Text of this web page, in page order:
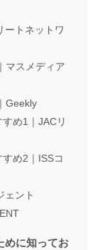
ートネットワ
マスメディア
Geekly
め1｜JACリ
め2｜ISSコ
ェント
めに知ってお